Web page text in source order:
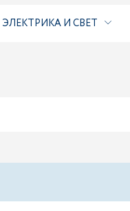
ЭЛЕКТРИКА И СВЕТ